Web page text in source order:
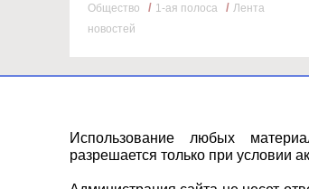
Общество / 1-ая полоса / Лента
новостей
Использование любых
разрешается только при условии